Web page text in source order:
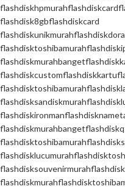
flashdiskhpmurahflashdiskcard
flashdisk8gbflashdiskcard
flashdiskunikmurah
flashdisktoshibamurah
flashdiskmurahbanget
flashdiskcustomflashdiskkartu
flashdisktoshibamurah
flashdisksandiskmurah
flashdiskironman
flashdiskmurahbanget
flashdisktoshibamurah
flashdisklucumurah
flashdisksouvenirmurah
flashdiskmurah